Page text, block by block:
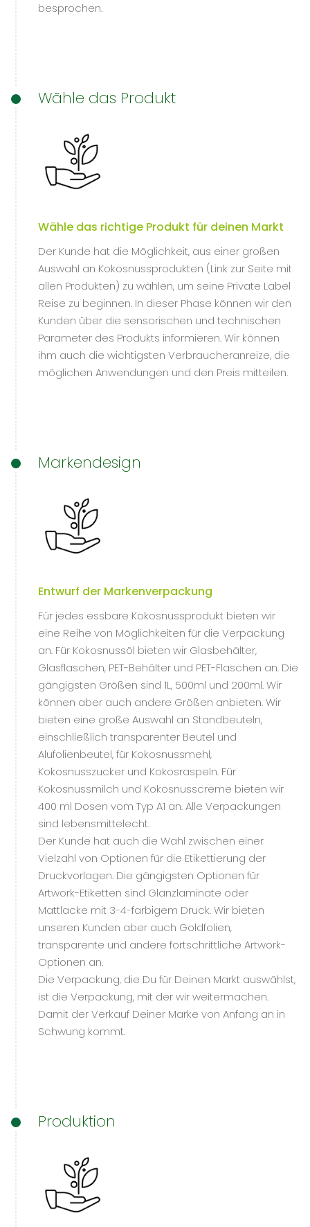
besprochen.
Wähle das Produkt
Wähle das richtige Produkt für deinen Markt
Der Kunde hat die Möglichkeit, aus einer großen
Auswahl an Kokosnussprodukten (Link zur Seite mit
allen Produkten) zu wählen, um seine Private Label
Reise zu beginnen. In dieser Phase können wir den
Kunden über die sensorischen und technischen
Parameter des Produkts informieren. Wir können
ihm auch die wichtigsten Verbraucheranreize, die
möglichen Anwendungen und den Preis mitteilen.
Markendesign
Entwurf der Markenverpackung
Für jedes essbare Kokosnussprodukt bieten wir
eine Reihe von Möglichkeiten für die Verpackung
an. Für Kokosnussöl bieten wir Glasbehälter,
Glasflaschen, PET-Behälter und PET-Flaschen an. Die
gängigsten Größen sind 1L, 500ml und 200ml. Wir
können aber auch andere Größen anbieten. Wir
bieten eine große Auswahl an Standbeuteln,
einschließlich transparenter Beutel und
Alufolienbeutel, für Kokosnussmehl,
Kokosnusszucker und Kokosraspeln. Für
Kokosnussmilch und Kokosnusscreme bieten wir
400 ml Dosen vom Typ A1 an. Alle Verpackungen
sind lebensmittelecht.
Der Kunde hat auch die Wahl zwischen einer
Vielzahl von Optionen für die Etikettierung der
Druckvorlagen. Die gängigsten Optionen für
Artwork-Etiketten sind Glanzlaminate oder
Mattlacke mit 3-4-farbigem Druck. Wir bieten
unseren Kunden aber auch Goldfolien,
transparente und andere fortschrittliche Artwork-
Optionen an.
Die Verpackung, die Du für Deinen Markt auswählst,
ist die Verpackung, mit der wir weitermachen.
Damit der Verkauf Deiner Marke von Anfang an in
Schwung kommt.
Produktion